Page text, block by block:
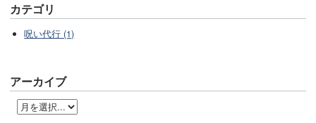
カテゴリ
呪い代行 (1)
アーカイブ